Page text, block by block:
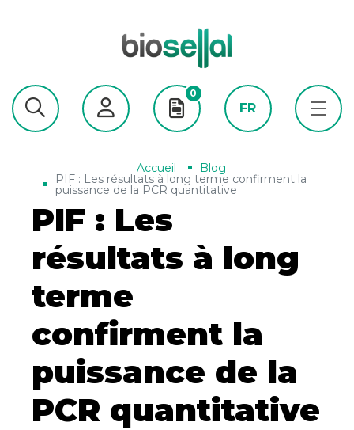
0
FR
Accueil Blog
PIF : Les résultats à long terme confirment la
puissance de la PCR quantitative
PIF : Les
résultats à long
terme
confirment la
puissance de la
PCR quantitative